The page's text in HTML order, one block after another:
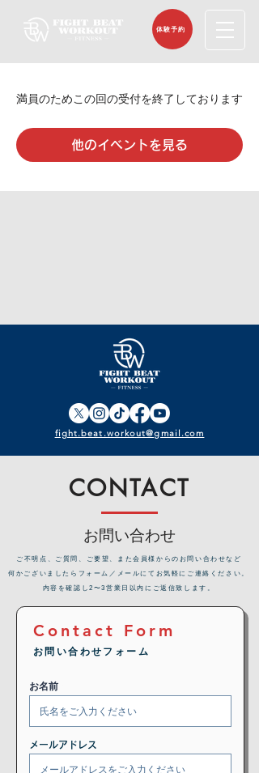
体験予約
満員のためこの回の受付を終了しております
他のイベントを見る
fight.beat.workout@gmail.com
CONTACT
お問い合わせ
​ご不明点、ご質問、ご要望、また会員様からのお問い合わせなど
何かございましたらフォーム／メールにてお気軽にご連絡ください。
内容を確認し2〜3営業日以内にご返信致します。
Contact Form
お問い合わせフォーム
お名前
メールアドレス